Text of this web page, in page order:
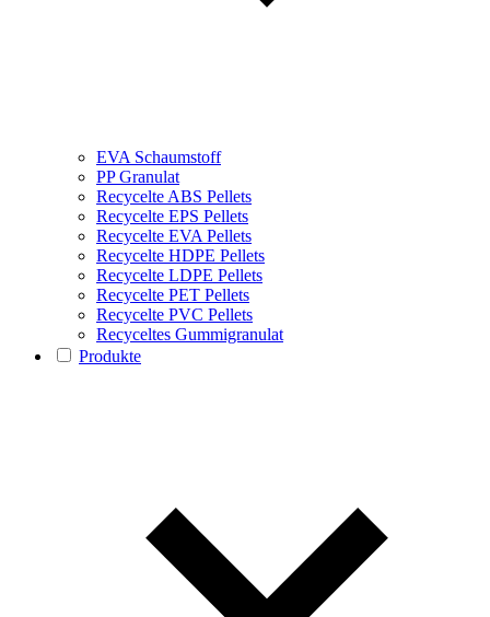
EVA Schaumstoff
PP Granulat
Recycelte ABS Pellets
Recycelte EPS Pellets
Recycelte EVA Pellets
Recycelte HDPE Pellets
Recycelte LDPE Pellets
Recycelte PET Pellets
Recycelte PVC Pellets
Recyceltes Gummigranulat
Produkte